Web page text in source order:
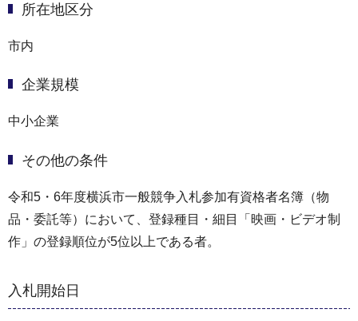
所在地区分
市内
企業規模
中小企業
その他の条件
令和5・6年度横浜市一般競争入札参加有資格者名簿（物
品・委託等）において、登録種目・細目「映画・ビデオ制
作」の登録順位が5位以上である者。
入札開始日